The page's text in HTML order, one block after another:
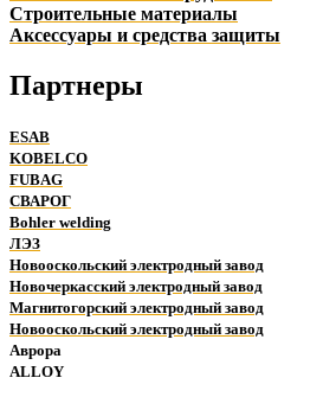
Строительные материалы
Аксессуары и средства защиты
Партнеры
ESAB
KOBELCO
FUBAG
СВАРОГ
Bohler welding
ЛЭЗ
Новооскольский электродный завод
Новочеркасский электродный завод
Магнитогорский электродный завод
Новооскольский электродный завод
Аврора
ALLOY